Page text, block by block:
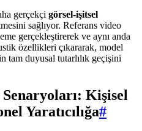
gerçekçi görsel-işitsel
sağlıyor. Referans video
gerçekleştirerek ve aynı anda
özellikleri çıkararak, model
tam duyusal tutarlılık geçişini
Kişisel
Yaratıcılığa#